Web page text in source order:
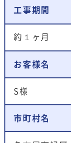
工事期間
約１ヶ月
お客様名
S様
市町村名